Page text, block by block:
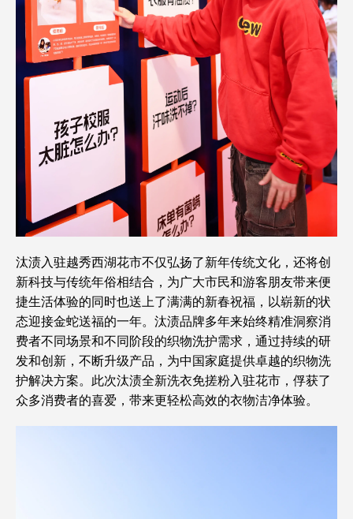
汰渍入驻越秀西湖花市不仅弘扬了新年传统文化，还将创
新科技与传统年俗相结合，为广大市民和游客朋友带来便
捷生活体验的同时也送上了满满的新春祝福，以崭新的状
态迎接金蛇送福的一年。汰渍品牌多年来始终精准洞察消
费者不同场景和不同阶段的织物洗护需求，通过持续的研
发和创新，不断升级产品，为中国家庭提供卓越的织物洗
护解决方案。此次汰渍全新洗衣免搓粉入驻花市，俘获了
众多消费者的喜爱，带来更轻松高效的衣物洁净体验。